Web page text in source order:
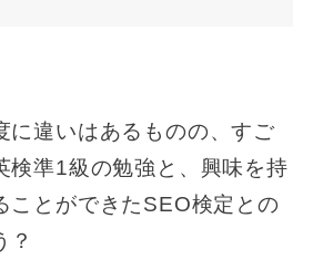
に違いはあるものの、すご
検準1級の勉強と、興味を持
ことができたSEO検定との
？